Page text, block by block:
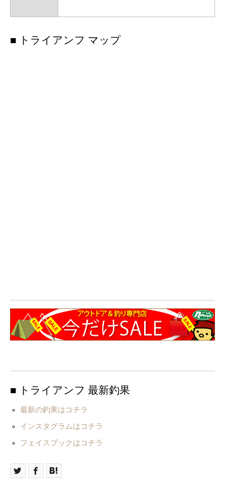
■ トライアンフ マップ
■ トライアンフ 最新釣果
最新の釣果はコチラ
インスタグラムはコチラ
フェイスブックはコチラ